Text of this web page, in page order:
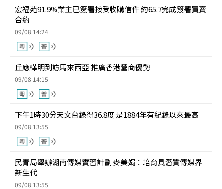
宏福苑91.9%業主已簽署接受收購信件 約65.7完成簽署買賣
合約
09/08 14:24
丘應樺明到訪馬來西亞 推廣香港營商優勢
09/08 14:15
下午1時30分天文台錄得36.8度 是1884年有紀錄以來最高
09/08 13:55
民青局舉辦湖南傳媒實習計劃 麥美娟：培育具潛質傳媒界
新生代
09/08 13:55